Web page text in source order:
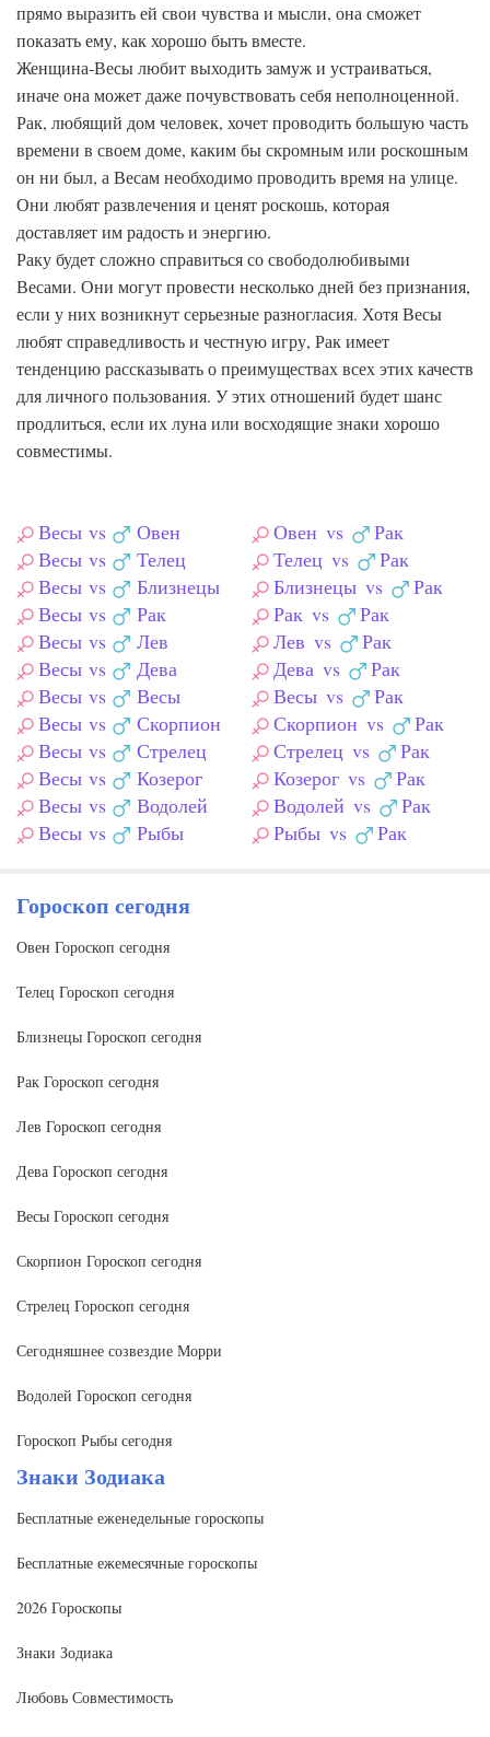
прямо выразить ей свои чувства и мысли, она сможет
показать ему, как хорошо быть вместе.
Женщина-Весы любит выходить замуж и устраиваться,
иначе она может даже почувствовать себя неполноценной.
Рак, любящий дом человек, хочет проводить большую часть
времени в своем доме, каким бы скромным или роскошным
он ни был, а Весам необходимо проводить время на улице.
Они любят развлечения и ценят роскошь, которая
доставляет им радость и энергию.
Раку будет сложно справиться со свободолюбивыми
Весами. Они могут провести несколько дней без признания,
если у них возникнут серьезные разногласия. Хотя Весы
любят справедливость и честную игру, Рак имеет
тенденцию рассказывать о преимуществах всех этих качеств
для личного пользования. У этих отношений будет шанс
продлиться, если их луна или восходящие знаки хорошо
совместимы.
Весы vs
Овен
Весы vs
Телец
Весы vs
Близнецы
Весы vs
Рак
Весы vs
Лев
Весы vs
Дева
Весы vs
Весы
Весы vs
Скорпион
Весы vs
Стрелец
Весы vs
Козерог
Весы vs
Водолей
Весы vs Рыбы
Овен vs
Рак
Телец vs
Рак
Близнецы vs
Рак
Рак vs
Рак
Лев vs
Рак
Дева vs
Рак
Весы vs
Рак
Скорпион vs
Рак
Стрелец vs
Рак
Козерог vs
Рак
Водолей vs
Рак
Рыбы vs Рак
Гороскоп сегодня
Овен Гороскоп сегодня
Телец Гороскоп сегодня
Близнецы Гороскоп сегодня
Рак Гороскоп сегодня
Лев Гороскоп сегодня
Дева Гороскоп сегодня
Весы Гороскоп сегодня
Скорпион Гороскоп сегодня
Стрелец Гороскоп сегодня
Сегодняшнее созвездие Морри
Водолей Гороскоп сегодня
Гороскоп Рыбы сегодня
Знаки Зодиака
Бесплатные еженедельные гороскопы
Бесплатные ежемесячные гороскопы
2026 Гороскопы
Знаки Зодиака
Любовь Совместимость